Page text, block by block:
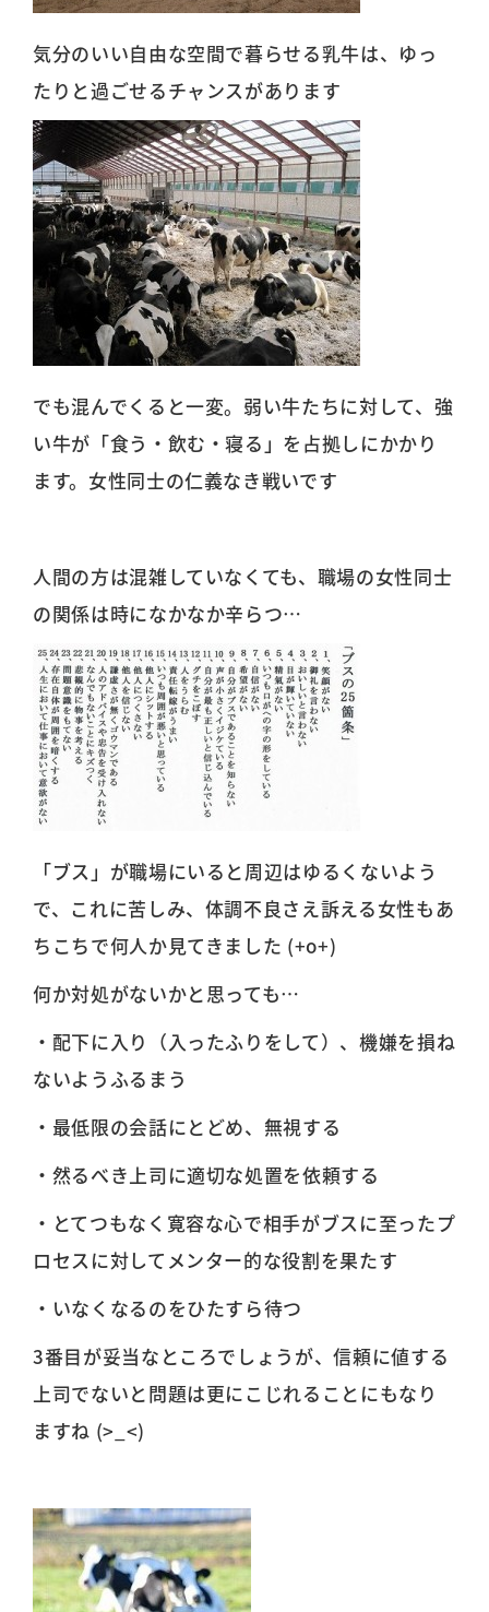
気分のいい自由な空間で暮らせる乳牛は、ゆっ
たりと過ごせるチャンスがあります
でも混んでくると一変。弱い牛たちに対して、強
い牛が「食う・飲む・寝る」を占拠しにかかり
ます。女性同士の仁義なき戦いです
人間の方は混雑していなくても、職場の女性同士
の関係は時になかなか辛らつ…
「ブス」が職場にいると周辺はゆるくないよう
で、これに苦しみ、体調不良さえ訴える女性もあ
ちこちで何人か見てきました (+o+)
何か対処がないかと思っても…
・配下に入り（入ったふりをして）、機嫌を損ね
ないようふるまう
・最低限の会話にとどめ、無視する
・然るべき上司に適切な処置を依頼する
・とてつもなく寛容な心で相手がブスに至ったプ
ロセスに対してメンター的な役割を果たす
・いなくなるのをひたすら待つ
3番目が妥当なところでしょうが、信頼に値する
上司でないと問題は更にこじれることにもなり
ますね (>_<)